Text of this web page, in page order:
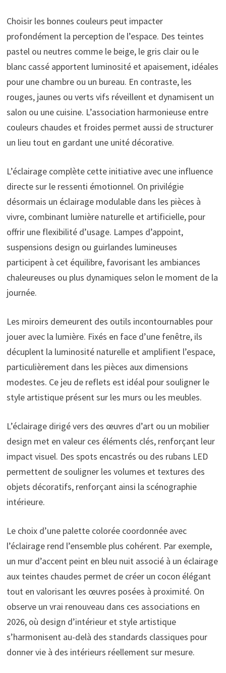
Choisir les bonnes couleurs peut impacter
profondément la perception de l’espace. Des teintes
pastel ou neutres comme le beige, le gris clair ou le
blanc cassé apportent luminosité et apaisement, idéales
pour une chambre ou un bureau. En contraste, les
rouges, jaunes ou verts vifs réveillent et dynamisent un
salon ou une cuisine. L’association harmonieuse entre
couleurs chaudes et froides permet aussi de structurer
un lieu tout en gardant une unité décorative.
L’éclairage complète cette initiative avec une influence
directe sur le ressenti émotionnel. On privilégie
désormais un éclairage modulable dans les pièces à
vivre, combinant lumière naturelle et artificielle, pour
offrir une flexibilité d’usage. Lampes d’appoint,
suspensions design ou guirlandes lumineuses
participent à cet équilibre, favorisant les ambiances
chaleureuses ou plus dynamiques selon le moment de la
journée.
Les miroirs demeurent des outils incontournables pour
jouer avec la lumière. Fixés en face d’une fenêtre, ils
décuplent la luminosité naturelle et amplifient l’espace,
particulièrement dans les pièces aux dimensions
modestes. Ce jeu de reflets est idéal pour souligner le
style artistique présent sur les murs ou les meubles.
L’éclairage dirigé vers des œuvres d’art ou un mobilier
design met en valeur ces éléments clés, renforçant leur
impact visuel. Des spots encastrés ou des rubans LED
permettent de souligner les volumes et textures des
objets décoratifs, renforçant ainsi la scénographie
intérieure.
Le choix d’une palette colorée coordonnée avec
l’éclairage rend l’ensemble plus cohérent. Par exemple,
un mur d’accent peint en bleu nuit associé à un éclairage
aux teintes chaudes permet de créer un cocon élégant
tout en valorisant les œuvres posées à proximité. On
observe un vrai renouveau dans ces associations en
2026, où design d’intérieur et style artistique
s’harmonisent au-delà des standards classiques pour
donner vie à des intérieurs réellement sur mesure.